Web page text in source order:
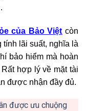
của Bảo Việt còn
tính lãi suất, nghĩa là
bảo hiểm mà hoàn
hợp lý về mặt tài
được nhận đầy đủ.
được ưu chuộng